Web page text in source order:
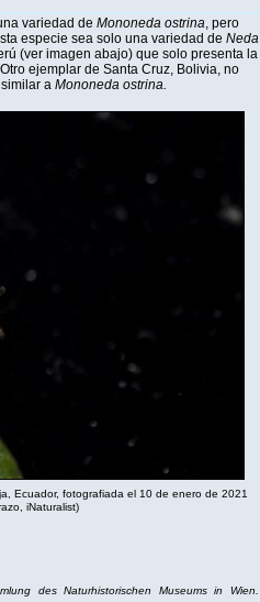
variedad de Mononeda ostrina, pero
especie sea solo una variedad de Neda
(ver imagen abajo) que solo presenta la
ejemplar de Santa Cruz, Bolivia, no
a Mononeda ostrina.
Ecuador, fotografiada el 10 de enero de 2021
iNaturalist)
des Naturhistorischen Museums in Wien.